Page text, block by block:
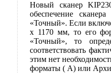
Новый сканерKIP
обеспечение
«Точный». Если
х 1170 мм, то его
«Точный», то
соответствовать
этим нет
форматы ( А) или